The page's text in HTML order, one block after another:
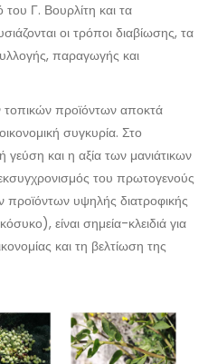
Γ. Βουρλίτη και τα
οι τρόποι διαβίωσης, τα
παραγωγής και
τοπικών προϊόντων αποκτά
συγκυρία. Στο
και η αξία των μανιάτικων
του πρωτογενούς
προϊόντων υψηλής διατροφικής
είναι σημεία-κλειδιά για
και τη βελτίωση της